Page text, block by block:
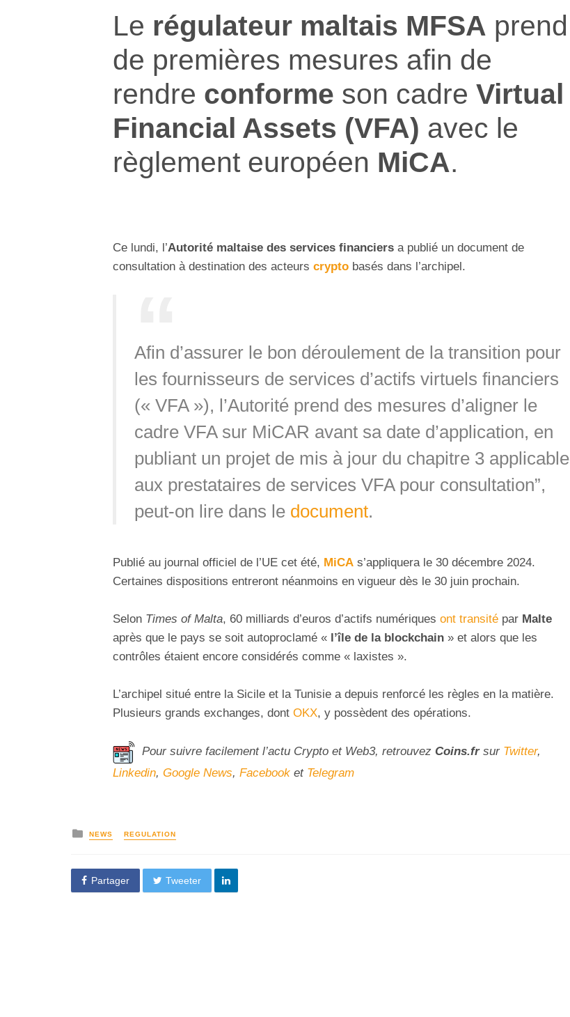
Le régulateur maltais MFSA prend
de premières mesures afin de
rendre conforme son cadre Virtual
Financial Assets (VFA) avec le
règlement européen MiCA.
Ce lundi, l’Autorité maltaise des services financiers a publié un document de
consultation à destination des acteurs crypto basés dans l’archipel.
Afin d’assurer le bon déroulement de la transition pour
les fournisseurs de services d’actifs virtuels financiers
(« VFA »), l’Autorité prend des mesures d’aligner le
cadre VFA sur MiCAR avant sa date d’application, en
publiant un projet de mis à jour du chapitre 3 applicable
aux prestataires de services VFA pour consultation”,
peut-on lire dans le document.
Publié au journal officiel de l’UE cet été, MiCA s’appliquera le 30 décembre 2024.
Certaines dispositions entreront néanmoins en vigueur dès le 30 juin prochain.
Selon Times of Malta, 60 milliards d’euros d’actifs numériques ont transité par Malte
après que le pays se soit autoproclamé « l’île de la blockchain » et alors que les
contrôles étaient encore considérés comme « laxistes ».
L’archipel situé entre la Sicile et la Tunisie a depuis renforcé les règles en la matière.
Plusieurs grands exchanges, dont OKX, y possèdent des opérations.
Pour suivre facilement l’actu Crypto et Web3, retrouvez Coins.fr sur Twitter,
Linkedin, Google News, Facebook et Telegram
NEWS REGULATION
Partager Tweeter